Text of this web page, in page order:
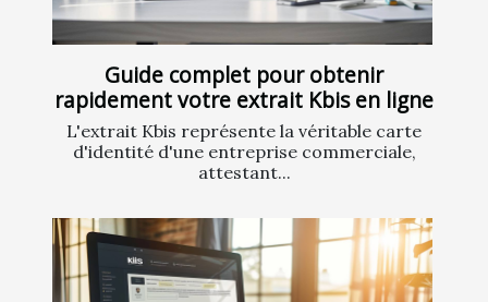
Guide complet pour obtenir
rapidement votre extrait Kbis en ligne
L'extrait Kbis représente la véritable carte
d'identité d'une entreprise commerciale,
attestant...